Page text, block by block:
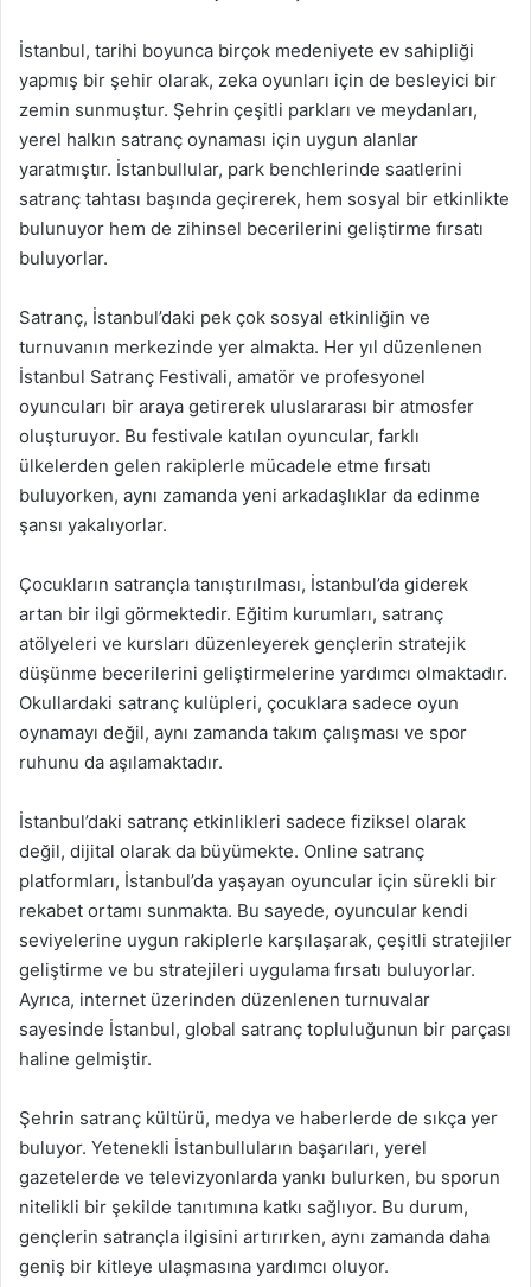
İstanbul, tarihi boyunca birçok medeniyete ev sahipliği
yapmış bir şehir olarak, zeka oyunları için de besleyici bir
zemin sunmuştur. Şehrin çeşitli parkları ve meydanları,
yerel halkın satranç oynaması için uygun alanlar
yaratmıştır. İstanbullular, park benchlerinde saatlerini
satranç tahtası başında geçirerek, hem sosyal bir etkinlikte
bulunuyor hem de zihinsel becerilerini geliştirme fırsatı
buluyorlar.
Satranç, İstanbul’daki pek çok sosyal etkinliğin ve
turnuvanın merkezinde yer almakta. Her yıl düzenlenen
İstanbul Satranç Festivali, amatör ve profesyonel
oyuncuları bir araya getirerek uluslararası bir atmosfer
oluşturuyor. Bu festivale katılan oyuncular, farklı
ülkelerden gelen rakiplerle mücadele etme fırsatı
buluyorken, aynı zamanda yeni arkadaşlıklar da edinme
şansı yakalıyorlar.
Çocukların satrançla tanıştırılması, İstanbul’da giderek
artan bir ilgi görmektedir. Eğitim kurumları, satranç
atölyeleri ve kursları düzenleyerek gençlerin stratejik
düşünme becerilerini geliştirmelerine yardımcı olmaktadır.
Okullardaki satranç kulüpleri, çocuklara sadece oyun
oynamayı değil, aynı zamanda takım çalışması ve spor
ruhunu da aşılamaktadır.
İstanbul’daki satranç etkinlikleri sadece fiziksel olarak
değil, dijital olarak da büyümekte. Online satranç
platformları, İstanbul’da yaşayan oyuncular için sürekli bir
rekabet ortamı sunmakta. Bu sayede, oyuncular kendi
seviyelerine uygun rakiplerle karşılaşarak, çeşitli stratejiler
geliştirme ve bu stratejileri uygulama fırsatı buluyorlar.
Ayrıca, internet üzerinden düzenlenen turnuvalar
sayesinde İstanbul, global satranç topluluğunun bir parçası
haline gelmiştir.
Şehrin satranç kültürü, medya ve haberlerde de sıkça yer
buluyor. Yetenekli İstanbulluların başarıları, yerel
gazetelerde ve televizyonlarda yankı bulurken, bu sporun
nitelikli bir şekilde tanıtımına katkı sağlıyor. Bu durum,
gençlerin satrançla ilgisini artırırken, aynı zamanda daha
geniş bir kitleye ulaşmasına yardımcı oluyor.